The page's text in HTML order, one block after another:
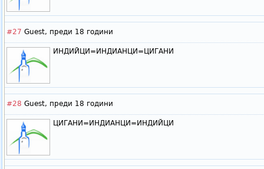
#27 Guest, преди 18 години
ИНДИЙЦИ=ИНДИАНЦИ=ЦИГАНИ
#28 Guest, преди 18 години
ЦИГАНИ=ИНДИАНЦИ=ИНДИЙЦИ